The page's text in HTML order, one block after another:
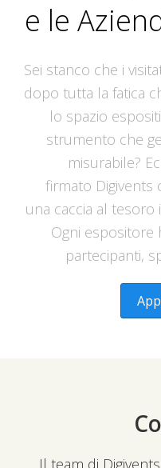
e le
Sei stanco che i
dopo tutta la fatica
lo spazio
strumento che
misurabile?
firmato Digivents
una caccia al tesoro
Ogni espositore
partecipanti,
Il team di